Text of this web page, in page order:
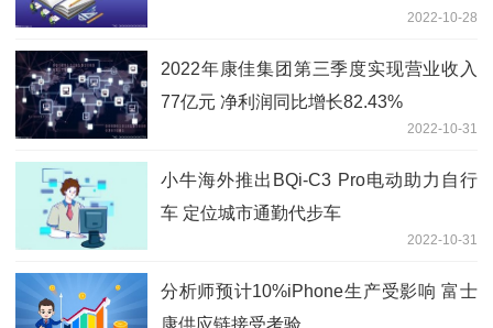
2022-10-28
2022年康佳集团第三季度实现营业收入
77亿元 净利润同比增长82.43%
2022-10-31
小牛海外推出BQi-C3 Pro电动助力自行
车 定位城市通勤代步车
2022-10-31
分析师预计10%iPhone生产受影响 富士
康供应链接受考验